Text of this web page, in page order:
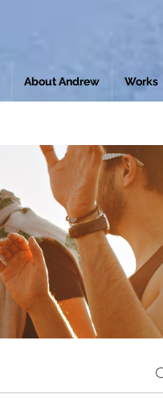
About Andrew Works